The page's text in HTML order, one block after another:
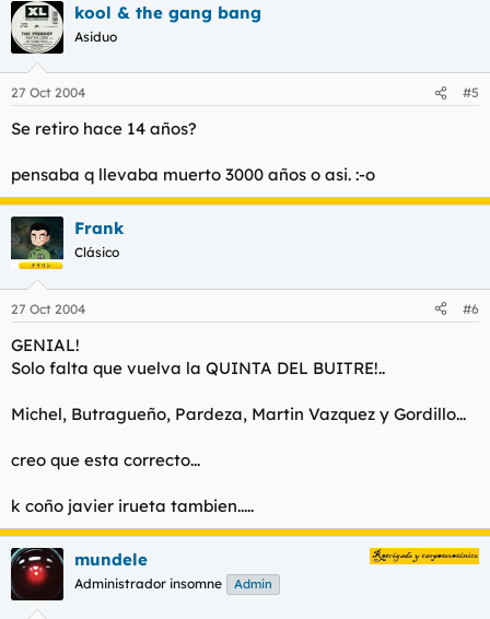
kool & the gang bang
Asiduo
27 Oct 2004 #5
Se retiro hace 14 años?
pensaba q llevaba muerto 3000 años o asi. :-o
Frank
Clásico
27 Oct 2004 #6
GENIAL!
Solo falta que vuelva la QUINTA DEL BUITRE!..
Michel, Butragueño, Pardeza, Martin Vazquez y Gordillo...
creo que esta correcto...
k coño javier irueta tambien.....
mundele
Administrador insomne Admin